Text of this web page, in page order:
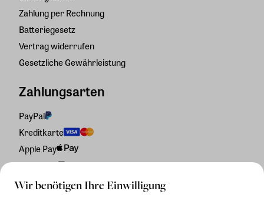
Wir benötigen Ihre Einwilligung
Zahlung per Rechnung
Batteriegesetz
Vertrag widerrufen
Gesetzliche Gewährleistung
Zahlungsarten
PayPal
Kreditkarte
Apple Pay
Rechnung